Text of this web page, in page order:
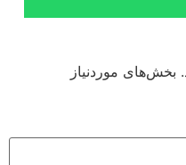
بخش‌های موردنیاز